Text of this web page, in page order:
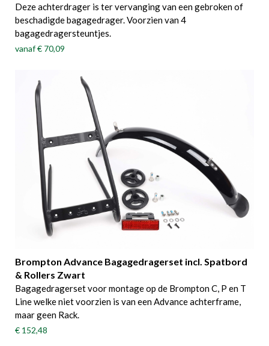
Deze achterdrager is ter vervanging van een gebroken of
beschadigde bagagedrager. Voorzien van 4
bagagedragersteuntjes.
vanaf€ 70,09
Brompton Advance Bagagedragerset incl. Spatbord
& Rollers Zwart
Bagagedragerset voor montage op de Brompton C, P en T
Line welke niet voorzien is van een Advance achterframe,
maar geen Rack.
€ 152,48